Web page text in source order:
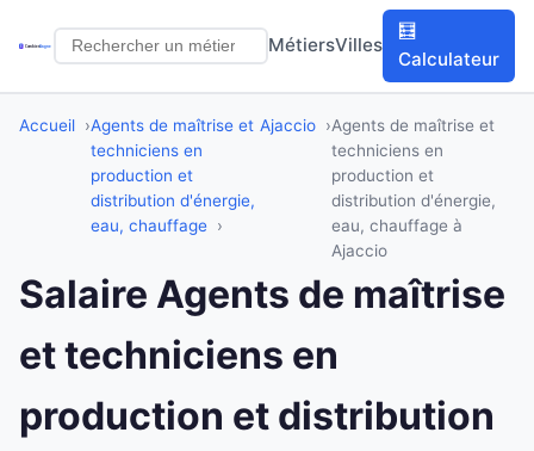
MétiersVilles
🧮
Calculateur
Accueil
Agents de maîtrise et
techniciens en
production et
distribution d'énergie,
eau, chauffage
Ajaccio
Agents de maîtrise et
techniciens en
production et
distribution d'énergie,
eau, chauffage à
Ajaccio
Salaire Agents de maîtrise
et techniciens en
production et distribution